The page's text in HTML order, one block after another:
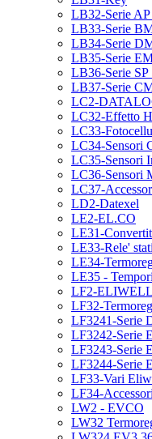
LB32-Serie
LB33-Serie
LB34-Serie
LB35-Serie
LB36-Serie
LB37-Serie
LC2-
LC32-Effetto
LC33-
LC34-Sensori
LC35-Sensori
LC36-Sensori
LC37-
LD2-Datexel
LE2-EL.CO
LE31-
LE33-Rele'
LE34-
LE35 -
LF2-ELIWELL
LF32-
LF3241-Serie
LF3242-Serie
LF3243-Serie
LF3244-Serie
LF33-Vari
LF34-
LW2 - EVCO
LW32